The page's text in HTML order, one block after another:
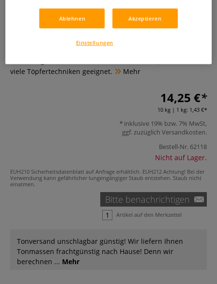
Tonmasse lachsfarben, fein
schamottiert
0 Bewertungen
viele Töpfertechniken geeignet.
Mehr
14,25 €
10 kg | 1 kg: 1,43 €
inklusive 19% bzw. 7% MwSt,
ggf. zuzüglich Versandkosten.
Bestell-Nr. 62118
Nicht auf Lager.
EUH210 Sicherheitsdatenblatt auf Anfrage erhältlich. EUH212 Achtung! Bei der
Verwendung kann gefährlicher lungengängiger Staub entstehen. Staub nicht
einatmen.
Bitte benachrichtigen
Artikel auf den Merkzettel
Tonversand unschlagbar günstig! Wir liefern Ihnen
Tonmassen frachtgünstig nach Hause! Denn wir
berechnen ... Mehr
Ablehnen Akzeptieren
Einstellungen